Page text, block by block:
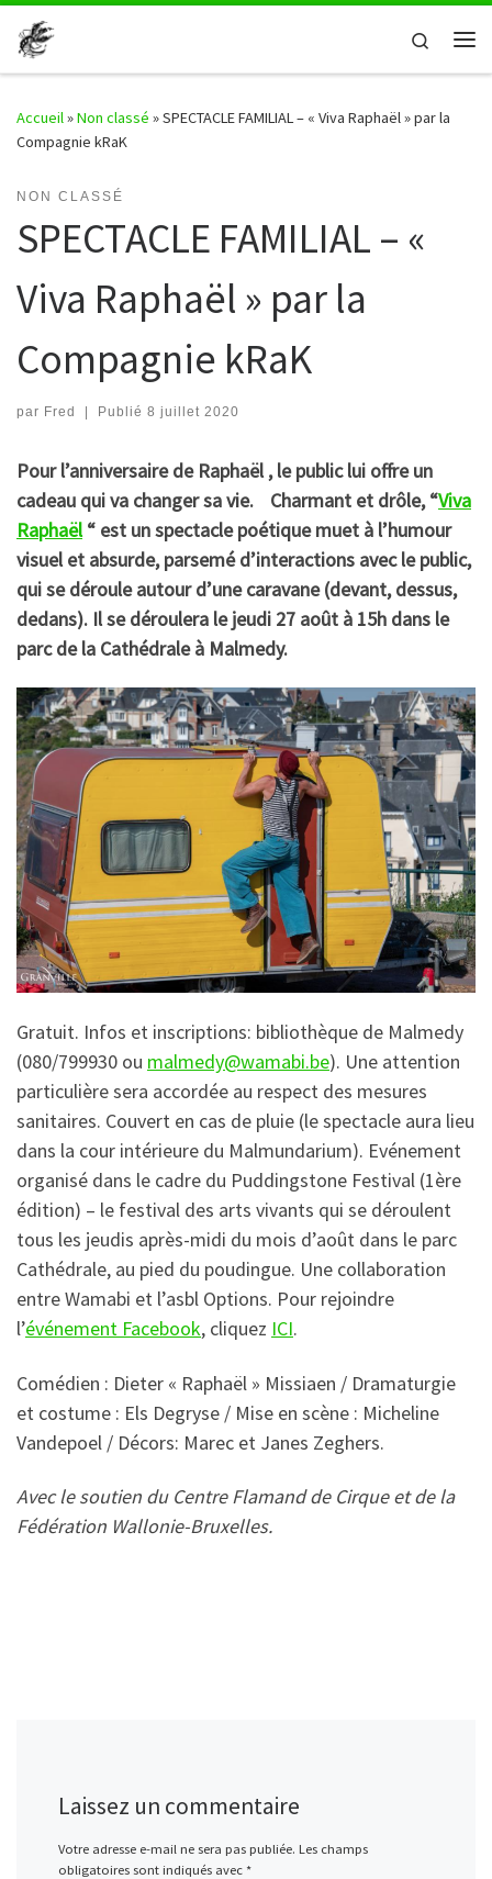
Passer au contenu
Search
Accueil»Non classé »SPECTACLE FAMILIAL – « Viva Raphaël » par la
Compagnie kRaK
NON CLASSÉ
SPECTACLE FAMILIAL – «
Viva Raphaël » par la
Compagnie kRaK
par Fred | Publié 8 juillet 2020
Pour l’anniversaire de Raphaël , le public lui offre un
cadeau qui va changer sa vie. Charmant et drôle, “Viva
Raphaël“ est un spectacle poétique muet à l’humour
visuel et absurde, parsemé d’interactions avec le public,
qui se déroule autour d’une caravane (devant, dessus,
dedans). Il se déroulera le jeudi 27 août à 15h dans le
parc de la Cathédrale à Malmedy.
Gratuit. Infos et inscriptions: bibliothèque de Malmedy
(080/799930 ou malmedy@wamabi.be). Une attention
particulière sera accordée au respect des mesures
sanitaires. Couvert en cas de pluie (le spectacle aura lieu
dans la cour intérieure du Malmundarium). Evénement
organisé dans le cadre du Puddingstone Festival (1ère
édition) – le festival des arts vivants qui se déroulent
tous les jeudis après-midi du mois d’août dans le parc
Cathédrale, au pied du poudingue. Une collaboration
entre Wamabi et l’asbl Options. Pour rejoindre
l’événement Facebook, cliquez ICI.
Comédien : Dieter « Raphaël » Missiaen / Dramaturgie
et costume : Els Degryse / Mise en scène : Micheline
Vandepoel / Décors: Marec et Janes Zeghers.
Avec le soutien du Centre Flamand de Cirque et de la
Fédération Wallonie-Bruxelles.
Laissez un commentaire
Votre adresse e-mail ne sera pas publiée. Les champs
obligatoires sont indiqués avec *